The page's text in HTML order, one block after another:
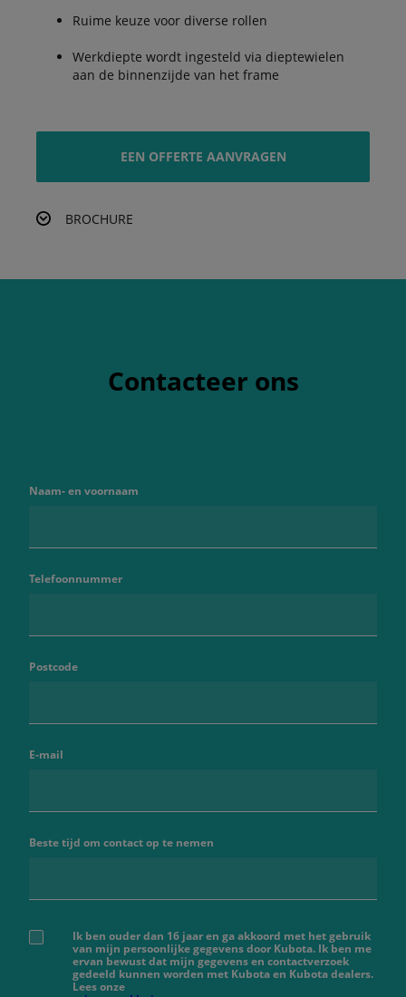
Ruime keuze voor diverse rollen
Werkdiepte wordt ingesteld via dieptewielen
aan de binnenzijde van het frame
EEN OFFERTE AANVRAGEN
BROCHURE
Contacteer ons
Naam- en voornaam
Telefoonnummer
Postcode
E-mail
Beste tijd om contact op te nemen
Ik ben ouder dan 16 jaar en ga akkoord met het gebruik
van mijn persoonlijke gegevens door Kubota. Ik ben me
ervan bewust dat mijn gegevens en contactverzoek
gedeeld kunnen worden met Kubota en Kubota dealers.
Lees onze